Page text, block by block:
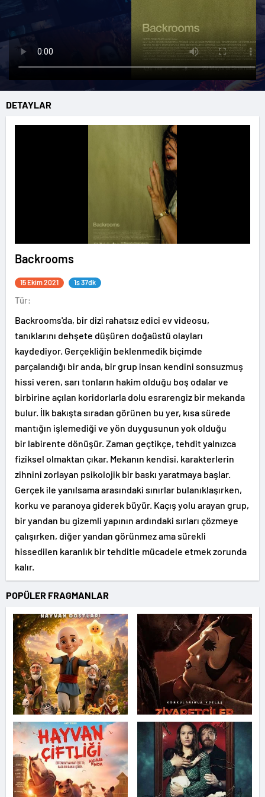
DETAYLAR
Backrooms
15 Ekim 2021 1s 37dk
Tür:
Backrooms'da, bir dizi rahatsız edici ev videosu,
tanıklarını dehşete düşüren doğaüstü olayları
kaydediyor. Gerçekliğin beklenmedik biçimde
parçalandığı bir anda, bir grup insan kendini sonsuzmuş
hissi veren, sarı tonların hakim olduğu boş odalar ve
birbirine açılan koridorlarla dolu esrarengiz bir mekanda
bulur. İlk bakışta sıradan görünen bu yer, kısa sürede
mantığın işlemediği ve yön duygusunun yok olduğu
bir labirente dönüşür. Zaman geçtikçe, tehdit yalnızca
fiziksel olmaktan çıkar. Mekanın kendisi, karakterlerin
zihnini zorlayan psikolojik bir baskı yaratmaya başlar.
Gerçek ile yanılsama arasındaki sınırlar bulanıklaşırken,
korku ve paranoya giderek büyür. Kaçış yolu arayan grup,
bir yandan bu gizemli yapının ardındaki sırları çözmeye
çalışırken, diğer yandan görünmez ama sürekli
hissedilen karanlık bir tehditle mücadele etmek zorunda
kalır.
POPÜLER FRAGMANLAR